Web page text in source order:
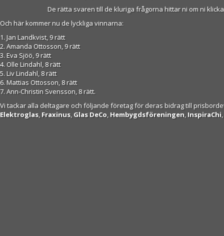
De rätta svaren till de kluriga frågorna hittar ni om ni
Och här kommer nu de lyckliga vinnarna:
1. Jan Landkvist, 9 rätt
2. Amanda Ottosson, 9 rätt
3. Eva Sjöö, 9 rätt
4. Olle Lindahl, 8 rätt
5. Liv Lindahl, 8 rätt
6. Mattias Ottosson, 8 rätt
7. Ann-Christin Svensson, 8 rätt.
Vi tackar alla deltagare och följande företag för deras bidrag till
Elektroglas, Fraxinus, Glas DeCo, Hembygdsföreningen, InspiraChi,